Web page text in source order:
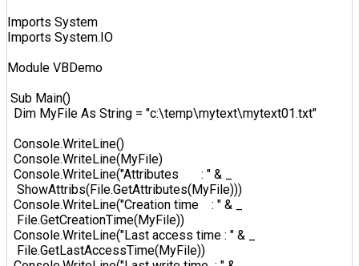
Imports System
Imports System.IO
Module VBDemo
Sub Main()
Dim MyFile As String = "c:\temp\mytext\mytext01.txt"
Console.WriteLine()
Console.WriteLine(MyFile)
Console.WriteLine("Attributes       : " & _
ShowAttribs(File.GetAttributes(MyFile)))
Console.WriteLine("Creation time    : " & _
File.GetCreationTime(MyFile))
Console.WriteLine("Last access time : " & _
File.GetLastAccessTime(MyFile))